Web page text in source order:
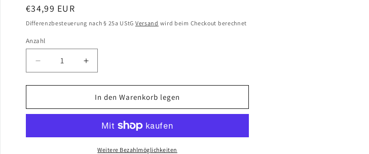
Normaler
Preis
€34,99 EUR
Differenzbesteuerung nach § 25a UStG Versand wird beim Checkout berechnet
Anzahl
Anzahl
Verringere
die
Menge
Pokemon
Switch)
Erhöhe
die
Menge
für
Pokemon
(Nintendo
Switch)
In den Warenkorb legen
Weitere Bezahlmöglichkeiten